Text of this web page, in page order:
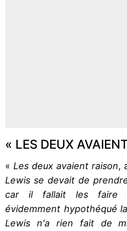
« LES DEUX
« Les deux avaient raison,
Lewis se devait de
car il fallait les faire
évidemment hypothéqué
Lewis n'a rien fait de